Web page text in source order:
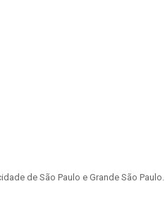
de São Paulo e Grande São Paulo.